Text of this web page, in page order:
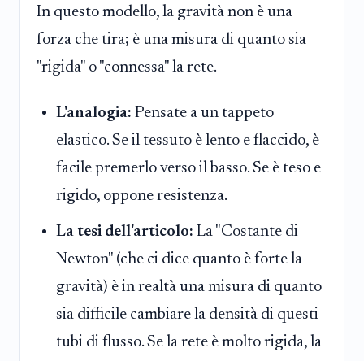
In questo modello, la gravità non è una
forza che tira; è una misura di quanto sia
"rigida" o "connessa" la rete.
L'analogia: Pensate a un tappeto
elastico. Se il tessuto è lento e flaccido, è
facile premerlo verso il basso. Se è teso e
rigido, oppone resistenza.
La tesi dell'articolo: La "Costante di
Newton" (che ci dice quanto è forte la
gravità) è in realtà una misura di quanto
sia difficile cambiare la densità di questi
tubi di flusso. Se la rete è molto rigida, la